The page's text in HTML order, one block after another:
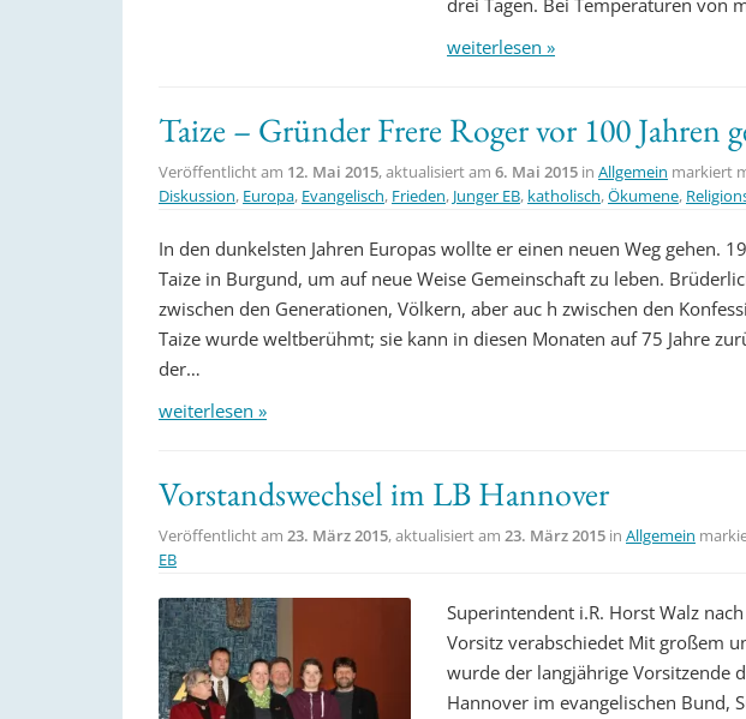
drei Tagen. Bei Temperaturen von
weiterlesen »
Taize – Gründer Frere Roger vor 100 Jahren
Veröffentlicht am 12. Mai 2015, aktualisiert am 6. Mai 2015 in Allgemein markiert
Diskussion, Europa, Evangelisch, Frieden, Junger EB, katholisch,Ökumene,
In den dunkelsten Jahren Europas wollte er einen neuen Weg gehen.
Taize in Burgund, um auf neue Weise Gemeinschaft zu leben.
zwischen den Generationen, Völkern, aber auc h zwischen den
Taize wurde weltberühmt; sie kann in diesen Monaten auf 75 Jahre
der…
weiterlesen »
Vorstandswechsel im LB Hannover
Veröffentlicht am 23. März 2015, aktualisiert am 23. März 2015 in Allgemein
EB
Superintendent i.R. Horst Walz
Vorsitz verabschiedet Mit großem
wurde der langjährige Vorsitzende
Hannover im evangelischen Bund,